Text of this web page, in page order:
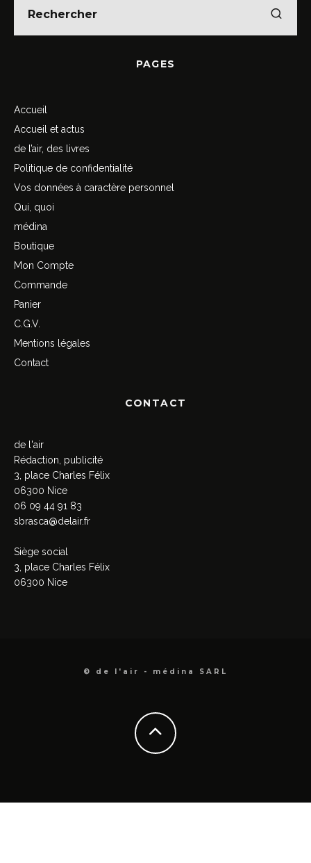
PAGES
Accueil
Accueil et actus
de l’air, des livres
Politique de confidentialité
Vos données à caractère personnel
Qui, quoi
médina
Boutique
Mon Compte
Commande
Panier
C.G.V.
Mentions légales
Contact
CONTACT
de l'air
Rédaction, publicité
3, place Charles Félix
06300 Nice
06 09 44 91 83
sbrasca@delair.fr
Siège social
3, place Charles Félix
06300 Nice
© de l'air - médina SARL